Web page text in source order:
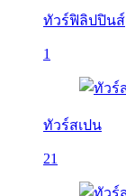
ทัวร์ฟิลิปปินส์
1
ทัวร์สเปน
21